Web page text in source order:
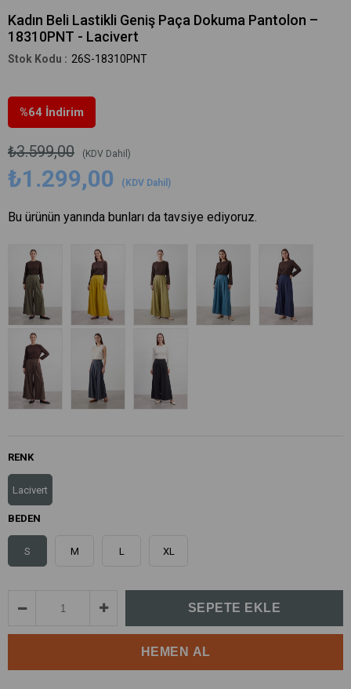
Kadın Beli Lastikli Geniş Paça Dokuma Pantolon –
18310PNT - Lacivert
26S-18310PNT
%64 İndirim
₺3.599,00 (KDV Dahil)
₺1.299,00 (KDV Dahil)
Bu ürünün yanında bunları da tavsiye ediyoruz.
RENK
Lacivert
BEDEN
S M L XL